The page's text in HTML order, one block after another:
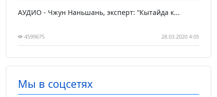
АУДИО - Чжун Наньшань, эксперт: “Кытайда к...
4599675 28.03.2020 4:05
Мы в соцсетях